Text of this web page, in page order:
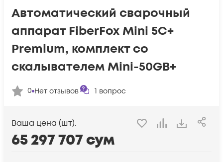
Автоматический сварочный
аппарат FiberFox Mini 5C+
Premium, комплект со
скалывателем Mini-50GB+
0 Нет отзывов 1 вопрос
Ваша цена (шт):
65 297 707сум